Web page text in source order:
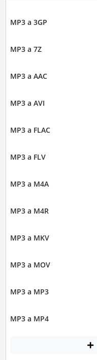
MP3 a 3GP
MP3 a 7Z
MP3 a AAC
MP3 a AVI
MP3 a FLAC
MP3 a FLV
MP3 a M4A
MP3 a M4R
MP3 a MKV
MP3 a MOV
MP3 a MP3
MP3 a MP4